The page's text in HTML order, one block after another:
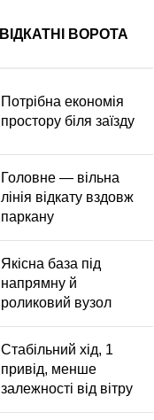
ВІДКАТНІ ВОРОТА
Потрібна економія
простору біля заїзду
Головне — вільна
лінія відкату вздовж
паркану
Якісна база під
напрямну й
роликовий вузол
Стабільний хід, 1
привід, менше
залежності від вітру